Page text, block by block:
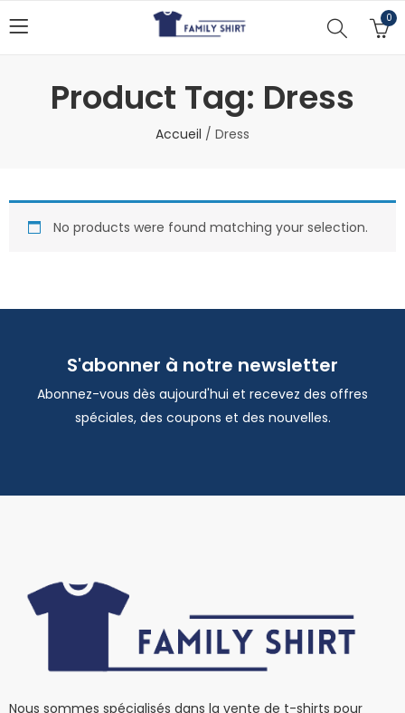
0
Product Tag: Dress
Accueil / Dress
No products were found matching your selection.
S'abonner à notre newsletter
Abonnez-vous dès aujourd'hui et recevez des offres
spéciales, des coupons et des nouvelles.
Nous sommes spécialisés dans la vente de t-shirts pour